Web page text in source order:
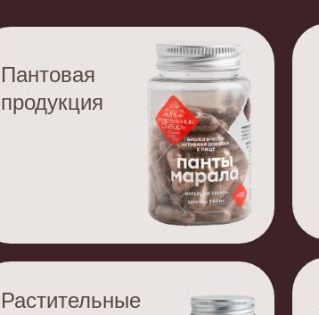
Пантовая
продукция
Растительные